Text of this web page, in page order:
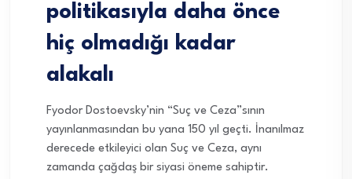
politikasıyla daha önce
hiç olmadığı kadar
alakalı
Fyodor Dostoevsky’nin “Suç ve Ceza”sının
yayınlanmasından bu yana 150 yıl geçti. İnanılmaz
derecede etkileyici olan Suç ve Ceza, aynı
zamanda çağdaş bir siyasi öneme sahiptir.